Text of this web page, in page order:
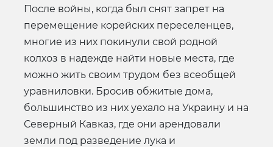
После войны, когда был снят запрет на
перемещение корейских переселенцев,
многие из них покинули свой родной
колхоз в надежде найти новые места, где
можно жить своим трудом без всеобщей
уравниловки. Бросив обжитые дома,
большинство из них уехало на Украину и на
Северный Кавказ, где они арендовали
земли под разведение лука и